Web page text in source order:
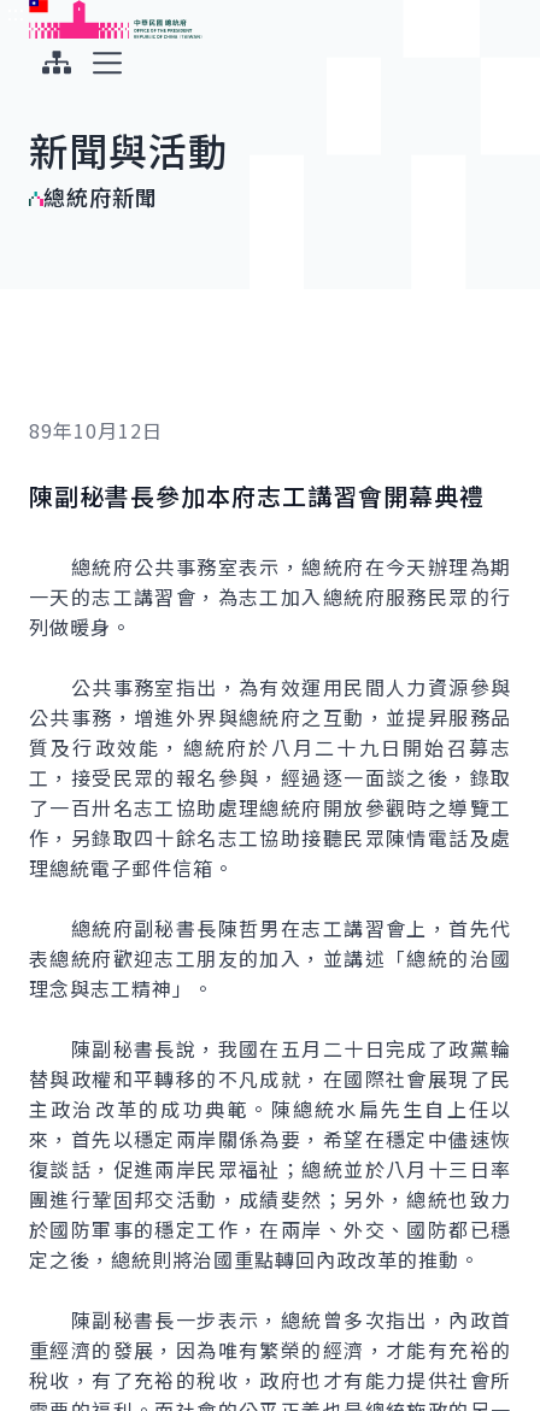
跳到主要內容
中華民國總統府
新聞與活動
總統府新聞
89年10月12日
陳副秘書長參加本府志工講習會開幕典禮
總統府公共事務室表示，總統府在今天辦理為期
一天的志工講習會，為志工加入總統府服務民眾的行
列做暖身。
公共事務室指出，為有效運用民間人力資源參與
公共事務，增進外界與總統府之互動，並提昇服務品
質及行政效能，總統府於八月二十九日開始召募志
工，接受民眾的報名參與，經過逐一面談之後，錄取
了一百卅名志工協助處理總統府開放參觀時之導覽工
作，另錄取四十餘名志工協助接聽民眾陳情電話及處
理總統電子郵件信箱。
總統府副秘書長陳哲男在志工講習會上，首先代
表總統府歡迎志工朋友的加入，並講述「總統的治國
理念與志工精神」。
陳副秘書長說，我國在五月二十日完成了政黨輪
替與政權和平轉移的不凡成就，在國際社會展現了民
主政治改革的成功典範。陳總統水扁先生自上任以
來，首先以穩定兩岸關係為要，希望在穩定中儘速恢
復談話，促進兩岸民眾福祉；總統並於八月十三日率
團進行鞏固邦交活動，成績斐然；另外，總統也致力
於國防軍事的穩定工作，在兩岸、外交、國防都已穩
定之後，總統則將治國重點轉回內政改革的推動。
陳副秘書長一步表示，總統曾多次指出，內政首
重經濟的發展，因為唯有繁榮的經濟，才能有充裕的
稅收，有了充裕的稅收，政府也才有能力提供社會所